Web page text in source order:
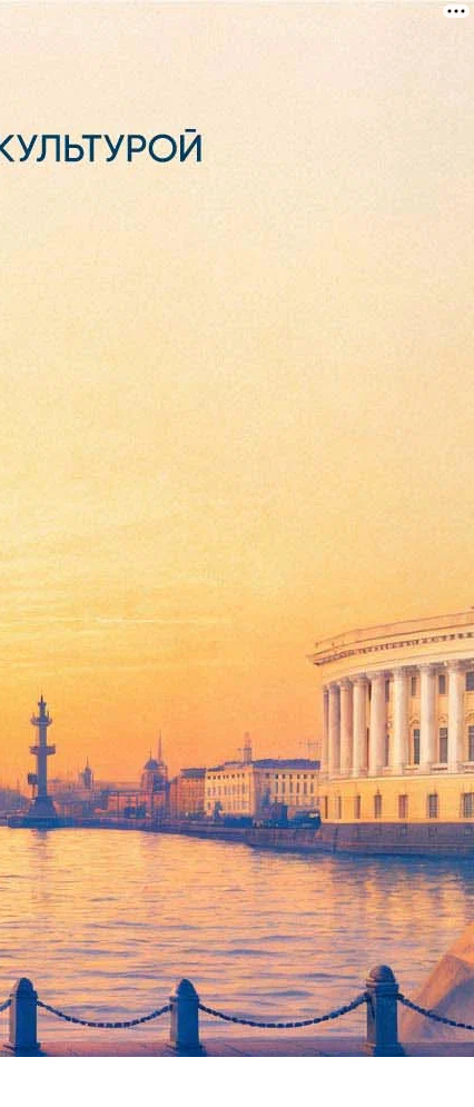
сумму. За него бились
28 июля. Как подчеркнули , специалисты аукционного
в частных коллекциях, и единственным, который
одежде художник изображал себя всего на двух
, на картину кисти Рембрандта претендовали
Средства от продажи работ 2017 года пойдут на
Миро «Живопись (Женщина в красной шляпе)» 1927